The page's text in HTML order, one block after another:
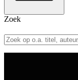
Zoek